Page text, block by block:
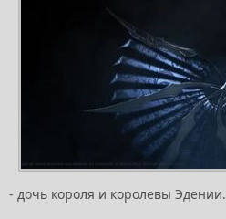
- дочь короля и королевы Эдении.